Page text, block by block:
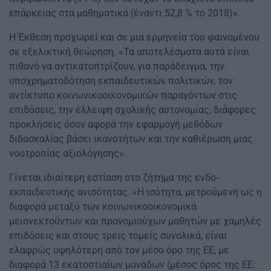
επάρκειας στα μαθηματικά (έναντι 52,8 % το 2018)».
Η Έκθεση προχωρεί και σε μια ερμηνεία του φαινομένου
σε εξελικτική θεώρηση. «Τα αποτελέσματα αυτά είναι
πιθανό να αντικατοπτρίζουν, για παράδειγμα, την
υποχρηματοδότηση εκπαιδευτικών πολιτικών, τον
αντίκτυπο κοινωνικοοικονομικών παραγόντων στις
επιδόσεις, την έλλειψη σχολικής αυτονομίας, διάφορες
προκλήσεις όσον αφορά την εφαρμογή μεθόδων
διδασκαλίας βάσει ικανοτήτων και την καθιέρωση μιας
νοοτροπίας αξιολόγησης».
Γίνεται ιδιαίτερη εστίαση στο ζήτημα της ενδο-
εκπαιδευτικής ανισότητας. «Η ισότητα, μετρούμενη ως η
διαφορά μεταξύ των κοινωνικοοικονομικά
μειονεκτούντων και προνομιούχων μαθητών με χαμηλές
επιδόσεις και στους τρεις τομείς συνολικά, είναι
ελαφρώς υψηλότερη από τον μέσο όρο της ΕΕ, με
διαφορά 13 εκατοστιαίων μονάδων (μέσος όρος της ΕΕ: